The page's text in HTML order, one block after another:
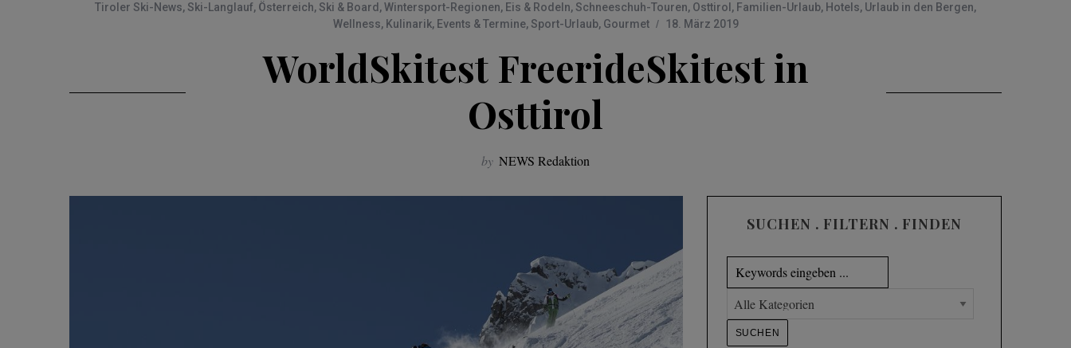
Tiroler Ski-News, Ski-Langlauf, Österreich, Ski & Board ,Wintersport-Regionen, Eis & Rodeln, Schneeschuh-Touren, Osttirol , Familien-Urlaub, Hotels, Urlaub in den Bergen,
Wellness, Kulinarik, Events & Termine, Sport-Urlaub, Gourmet 18. März 2019
WorldSkitest FreerideSkitest in
Osttirol
by NEWS Redaktion
SUCHEN . FILTERN . FINDEN